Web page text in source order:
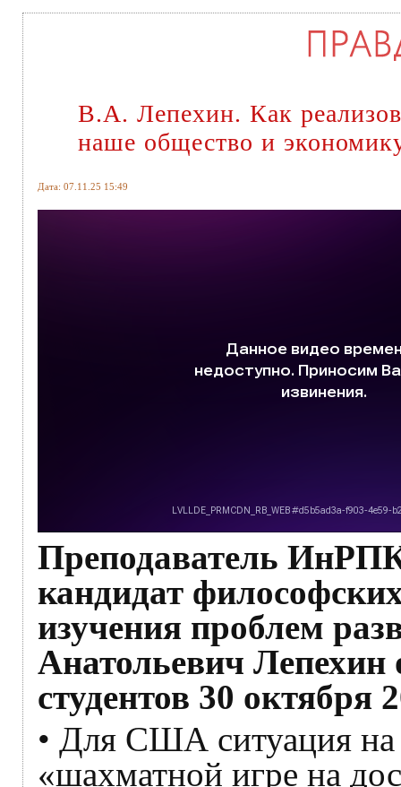
В.А. Лепехин. Как
наше общество и
Дата: 07.11.25 15:49
Преподаватель
кандидат
изучения проблем
Анатольевич Лепехин
студентов 30 октября
• Для США ситуация на
«шахматной игре на